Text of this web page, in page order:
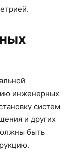
инженерных
систем
и других
быть